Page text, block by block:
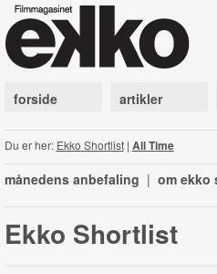
forside artikler
Du er her: Ekko Shortlist| All Time
månedens anbefaling | om ekko
Ekko Shortlist